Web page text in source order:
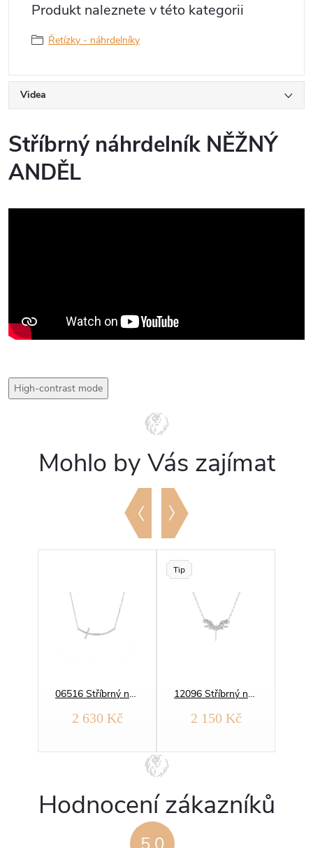
Produkt naleznete v této kategorii
Řetízky - náhrdelníky
Videa
Stříbrný náhrdelník NĚŽNÝ
ANDĚL
High-contrast mode
Mohlo by Vás zajímat
06516 Stříbrný náhrdelník KŘÍŽ elegantní
2 630 Kč
Tip
12096 Stříbrný náhrdelník ANDĚL půvabný
2 150 Kč
Hodnocení zákazníků